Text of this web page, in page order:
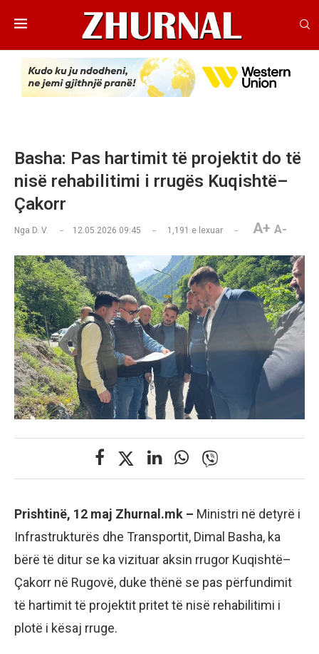
Basha: Pas hartimit të projektit do të
nisë rehabilitimi i rrugës Kuqishtë–
Çakorr
Nga D. V. 12.05.2026 09:45 1,191 e lexuar A+ A-
Prishtinë, 12 maj Zhurnal.mk – Ministri në detyrë i
Infrastrukturës dhe Transportit, Dimal Basha, ka
bërë të ditur se ka vizituar aksin rrugor Kuqishtë–
Çakorr në Rugovë, duke thënë se pas përfundimit
të hartimit të projektit pritet të nisë rehabilitimi i
plotë i kësaj rruge.